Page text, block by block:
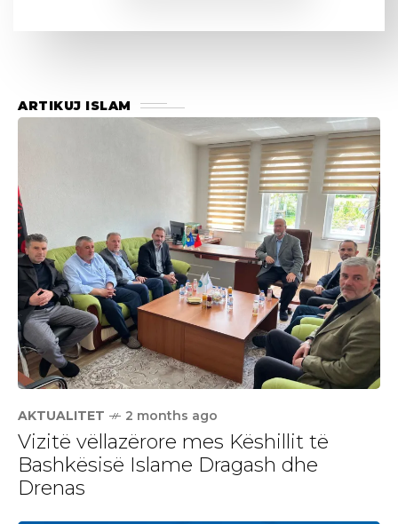
ARTIKUJ ISLAM
AKTUALITET 2 months ago
Vizitë vëllazërore mes Këshillit të
Bashkësisë Islame Dragash dhe
Drenas